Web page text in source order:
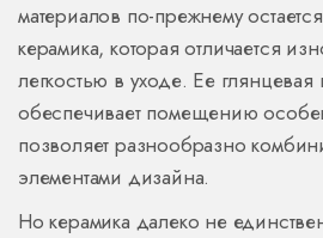
материалов по-прежнему
керамика, которая отличается
легкостью в уходе. Ее глянцевая
обеспечивает помещению
позволяет разнообразно
элементами дизайна.
Но керамика далеко не